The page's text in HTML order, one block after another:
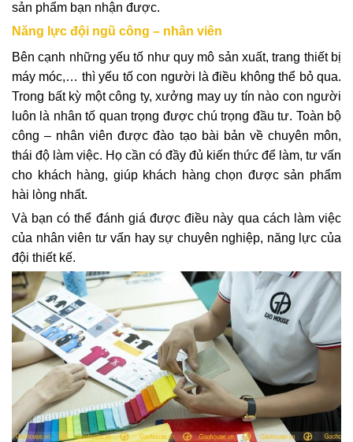
sản phẩm bạn nhận được.
Năng lực đội ngũ công – nhân viên
Bên cạnh những yếu tố như quy mô sản xuất, trang thiết bị
máy móc,… thì yếu tố con người là điều không thể bỏ qua.
Trong bất kỳ một công ty, xưởng may uy tín nào con người
luôn là nhân tố quan trọng được chú trọng đầu tư. Toàn bộ
công – nhân viên được đào tạo bài bản về chuyên môn,
thái độ làm việc. Họ cần có đầy đủ kiến thức để làm, tư vấn
cho khách hàng, giúp khách hàng chọn được sản phẩm
hài lòng nhất.
Và bạn có thể đánh giá được điều này qua cách làm việc
của nhân viên tư vấn hay sự chuyên nghiệp, năng lực của
đội thiết kế.